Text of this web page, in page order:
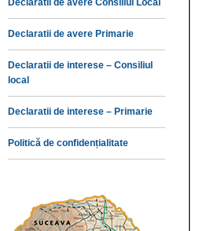
Declaratii de avere Consiliul Local
Declaratii de avere Primarie
Declaratii de interese – Consiliul
local
Declaratii de interese – Primarie
Politică de confidențialitate